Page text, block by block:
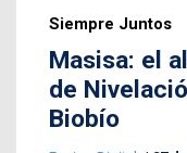
Siempre Juntos
Masisa: el
de
Biobío